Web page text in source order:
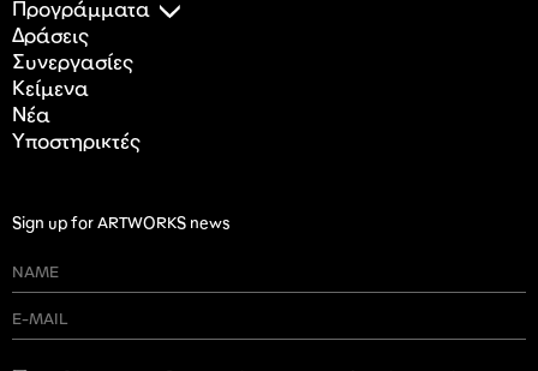
Προγράμματα
Δράσεις
Συνεργασίες
Κείμενα
Nέα
Υποστηρικτές
Sign up for ARTWORKS news